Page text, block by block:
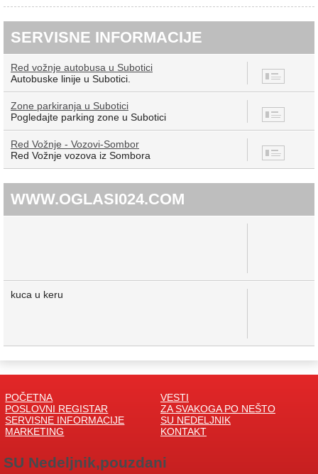
SERVISNE INFORMACIJE
Red vožnje autobusa u Subotici
Autobuske linije u Subotici.
Zone parkiranja u Subotici
Pogledajte parking zone u Subotici7
Red Vožnje - Vozovi-Sombor
Red Vožnje vozova iz Sombora
WWW.OGLASI024.COM
kuca u keru
POČETNA
VESTI
POSLOVNI REGISTAR
ZA SVAKOGA PO NEŠTO
SERVISNE INFORMACIJE
SU NEDELJNIK
MARKETING
KONTAKT
SU Nedeljnik,pouzdani